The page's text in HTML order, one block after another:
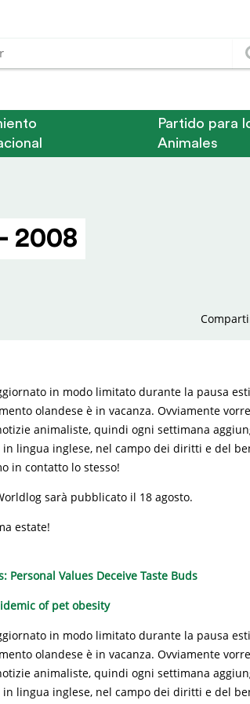
Partido para
Animales
2008
in modo limitato durante la pausa
olandese è in vacanza. Ovviamente
animaliste, quindi ogni settimana
lingua inglese, nel campo dei diritti e del
in contatto lo stesso!
sarà pubblicato il 18 agosto.
estate!
Personal Values Deceive Taste Buds
of pet obesity
in modo limitato durante la pausa
olandese è in vacanza. Ovviamente
animaliste, quindi ogni settimana
lingua inglese, nel campo dei diritti e del